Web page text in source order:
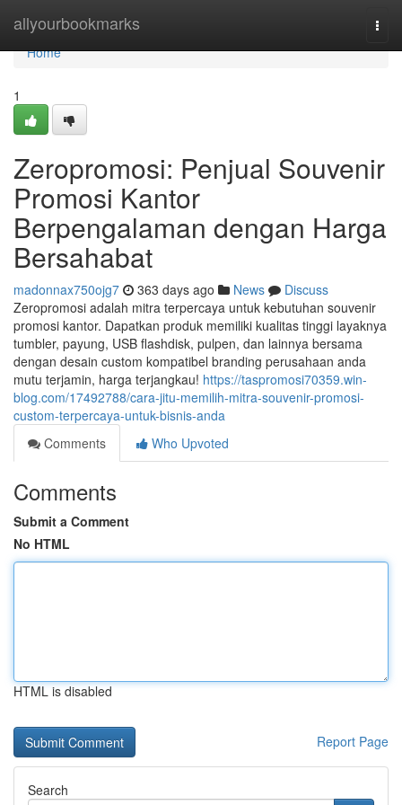
allyourbookmarks
Home
Home
1
Zeropromosi: Penjual Souvenir
Promosi Kantor
Berpengalaman dengan Harga
Bersahabat
madonnax750ojg7 363 days ago News
Discuss
Zeropromosi adalah mitra terpercaya untuk kebutuhan souvenir
promosi kantor. Dapatkan produk memiliki kualitas tinggi layaknya
tumbler, payung, USB flashdisk, pulpen, dan lainnya bersama
dengan desain custom kompatibel branding perusahaan anda
mutu terjamin, harga terjangkau! https://taspromosi70359.win-
blog.com/17492788/cara-jitu-memilih-mitra-souvenir-promosi-
custom-terpercaya-untuk-bisnis-anda
Comments
Who Upvoted
Comments
Submit a Comment
No HTML
HTML is disabled
Report Page
Search